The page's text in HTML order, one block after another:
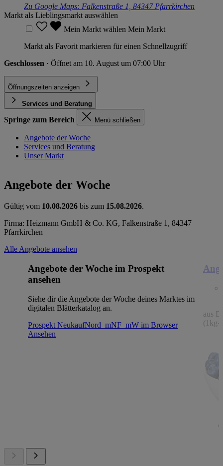
Zu Google Maps: Falkenstraße 1, 84347 Pfarrkirchen
Markt als Lieblingsmarkt auswählen
Mein Markt wählen Mein Markt
Markt als Favorit markieren für einen Schnellzugriff
Geschlossen · Öffnet am 10. August um 07:00 Uhr
Öffnungszeiten anzeigen
Services und Beratung
Springe zum Bereich Menü schließen
Angebote der Woche
Services und Beratung
Unser Markt
Angebote der Woche
Gültig vom 10.08.2026 bis zum 15.08.2026.
Firma: Heizmann GmbH & Co. KG, Falkenstraße 1, 84347
Pfarrkirchen
Alle Angebote ansehen
Angebote der Woche im Prospekt
ansehen
Siehe dir die Angebote der Woche deines Marktes im
digitalen Blätterkatalog an.
Prospekt NeukaufNord_mNF_mW im Browser
Ansehen
aus